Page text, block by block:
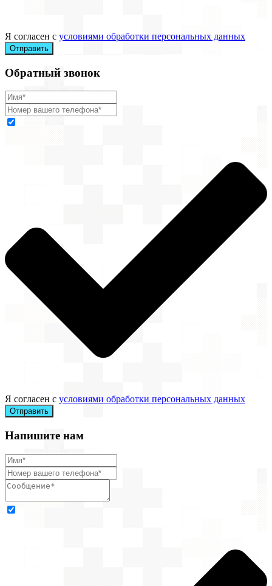
Я согласен с условиями обработки персональных данных
Отправить
Обратный звонок
Я согласен с условиями обработки персональных данных
Отправить
Напишите нам